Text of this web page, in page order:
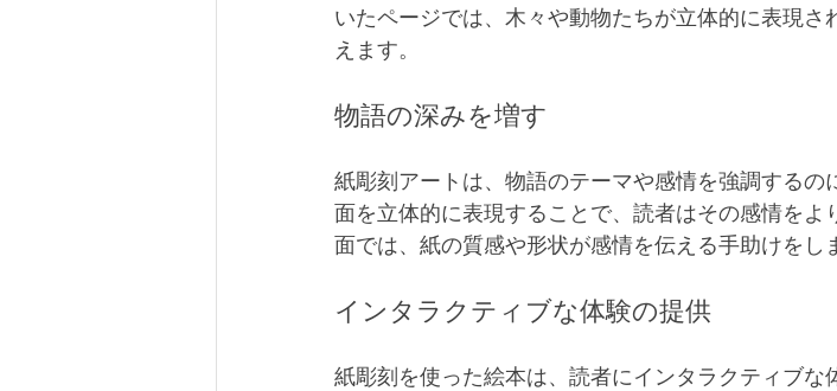
いたページでは、木々や動物たちが立体的に表現
えます。
物語の深みを増す
紙彫刻アートは、物語のテーマや感情を強調する
面を立体的に表現することで、読者はその感情を
面では、紙の質感や形状が感情を伝える手助けをし
インタラクティブな体験の提供
紙彫刻を使った絵本は、読者にインタラクティブ